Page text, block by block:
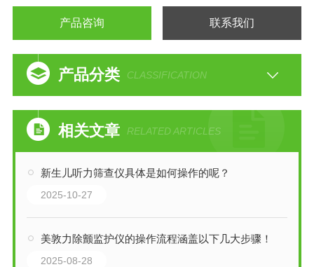
产品咨询 联系我们
产品分类 CLASSIFICATION
相关文章 RELATED ARTICLES
新生儿听力筛查仪具体是如何操作的呢？
2025-10-27
美敦力除颤监护仪的操作流程涵盖以下几大步骤！
2025-08-28